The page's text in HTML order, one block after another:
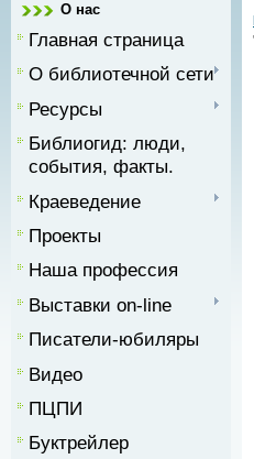
О нас
Главная страница
О библиотечной сети
Ресурсы
Библиогид: люди,
события, факты.
Краеведение
Проекты
Наша профессия
Выставки on-line
Писатели-юбиляры
Видео
ПЦПИ
Буктрейлер